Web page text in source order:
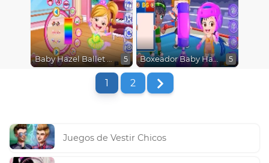
Baby Hazel Ballet Dressup 5 Boxeador Baby Hazel 5
1 2
Juegos de Vestir Chicos